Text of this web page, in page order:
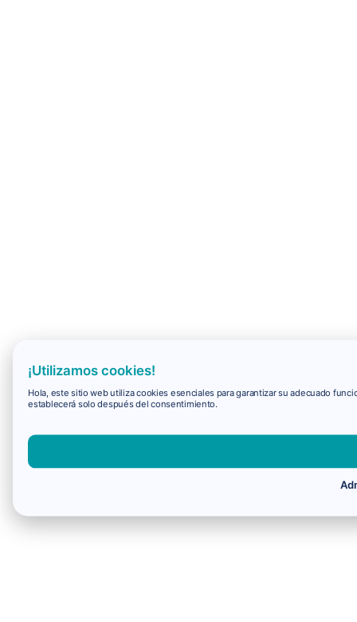
¡Utilizamos cookies!
Hola, este sitio web utiliza cookies esenciales para garantizar su adecuado
establecerá solo después del consentimiento.